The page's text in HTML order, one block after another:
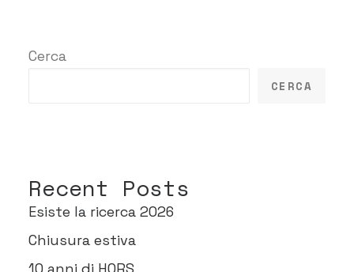
Cerca
CERCA
Recent Posts
Esiste la ricerca 2026
Chiusura estiva